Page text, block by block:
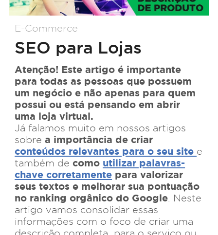
E-Commerce
SEO para Lojas
Virtuais: como
escrever uma boa
descrição de produto
para o seu
eCommerce
Atenção! Este artigo é importante
para todas as pessoas que possuem
um negócio e não apenas para quem
possui ou está pensando em abrir
uma loja virtual.
Já falamos muito em nossos artigos
sobrea importância de criar
conteúdos relevantes para o seu site e
também de como utilizar palavras-
chave corretamente para valorizar
seus textos e melhorar sua pontuação
no ranking orgânico do Google . Neste
artigo vamos consolidar essas
informações com o foco de criar uma